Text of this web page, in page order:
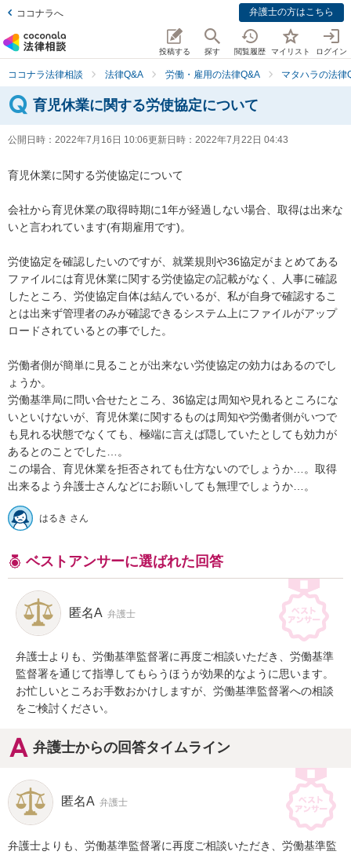
ココナラへ 弁護士の方はこちら
投稿する 探す 閲覧履歴 マイリスト ログイン
ココナラ法律相談 法律Q&A 労働・雇用の法律Q&A マタハラの法律
育児休業に関する労使協定について
公開日時： 2022年7月16日 10:06更新日時： 2022年7月22日 04:43
育児休業に関する労使協定について
会社から育児休業の取得時期に1年が経過しない場合、取得は出来な
いと言われています(有期雇用です)。
労使協定を確認したいのですが、就業規則や36協定がまとめてある
ファイルには育児休業に関する労使協定の記載がなく、人事に確認
したところ、労使協定自体は結んでいるが、私が自身で確認するこ
とは出来ず管理者のみが確認できるシステム上にファイルがアップ
ロードされているとの事でした。
労働者側が簡単に見ることが出来ない労使協定の効力はあるのでし
ょうか。
労働基準局に問い合せたところ、36協定は周知や見れるところにな
いといけないが、育児休業に関するものは周知や労働者側がいつで
も見れる状態でなくても、極端に言えば隠していたとしても効力が
あるとのことでした…。
この場合、育児休業を拒否されても仕方ないのでしょうか…。取得
出来るよう弁護士さんなどにお願いしても無理でしょうか…。
はるき さん
ベストアンサーに選ばれた回答
匿名A 弁護士
弁護士よりも、労働基準監督署に再度ご相談いただき、労働基準
監督署を通じて指導してもらうほうが効果的なように思います。
お忙しいところお手数おかけしますが、労働基準監督署への相談
をご検討ください。
弁護士からの回答タイムライン
匿名A 弁護士
弁護士よりも、労働基準監督署に再度ご相談いただき、労働基準監